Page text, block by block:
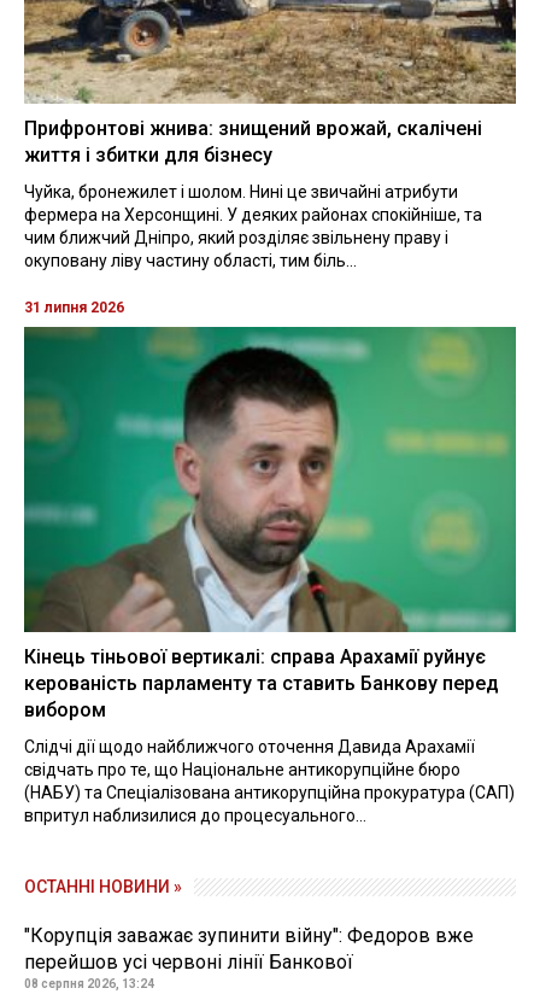
Прифронтові жнива: знищений врожай, скалічені
життя і збитки для бізнесу
Чуйка, бронежилет і шолом. Нині це звичайні атрибути
фермера на Херсонщині. У деяких районах спокійніше, та
чим ближчий Дніпро, який розділяє звільнену праву і
окуповану ліву частину області, тим біль...
31 липня 2026
Кінець тіньової вертикалі: справа Арахамії руйнує
керованість парламенту та ставить Банкову перед
вибором
Слідчі дії щодо найближчого оточення Давида Арахамії
свідчать про те, що Національне антикорупційне бюро
(НАБУ) та Спеціалізована антикорупційна прокуратура (САП)
впритул наблизилися до процесуального...
ОСТАННІ НОВИНИ »
"Корупція заважає зупинити війну": Федоров вже
перейшов усі червоні лінії Банкової
08 серпня 2026, 13:24